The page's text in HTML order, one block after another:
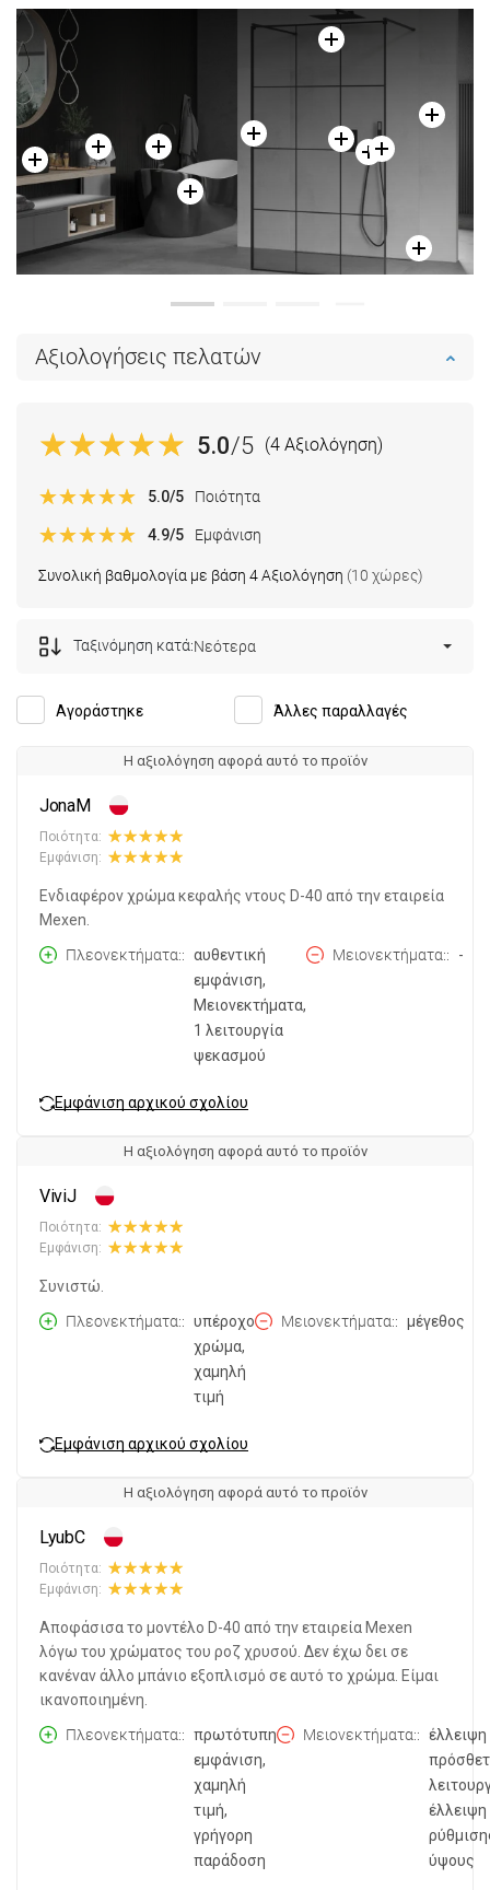
Αξιολογήσεις πελατών
5.0/5 (4 Αξιολόγηση)
Συνολική βαθμολογία με βάση 4 Αξιολόγηση (10 χώρες)
5.0/5 Ποιότητα
4.9/5 Εμφάνιση
Αγοράστηκε Άλλες παραλλαγές
Ταξινόμηση κατά:Νεότερα
Η αξιολόγηση αφορά αυτό το προϊόν
JonaM
Ποιότητα:
Εμφάνιση:
Ενδιαφέρον χρώμα κεφαλής ντους D-40 από την εταιρεία
Mexen.
Πλεονεκτήματα:
αυθεντική
εμφάνιση,
Μειονεκτήματα,
1 λειτουργία
ψεκασμού
Μειονεκτήματα: -
Εμφάνιση αρχικού σχολίου
Η αξιολόγηση αφορά αυτό το προϊόν
ViviJ
Ποιότητα:
Εμφάνιση:
Συνιστώ.
Πλεονεκτήματα:
υπέροχο
χρώμα,
χαμηλή
τιμή
Μειονεκτήματα: μέγεθος
Εμφάνιση αρχικού σχολίου
Η αξιολόγηση αφορά αυτό το προϊόν
LyubC
Ποιότητα:
Εμφάνιση:
Αποφάσισα το μοντέλο D-40 από την εταιρεία Mexen
λόγω του χρώματος του ροζ χρυσού. Δεν έχω δει σε
κανέναν άλλο μπάνιο εξοπλισμό σε αυτό το χρώμα. Είμαι
ικανοποιημένη.
Πλεονεκτήματα:
πρωτότυπη
εμφάνιση,
χαμηλή
τιμή,
γρήγορη
παράδοση
Μειονεκτήματα:
έλλειψη
έλλειψη
ύψους